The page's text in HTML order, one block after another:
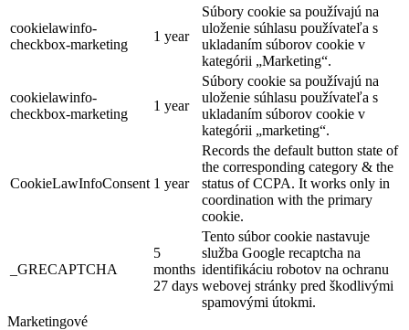
cookielawinfo-
checkbox-marketing
1 year
Súbory cookie sa používajú na
uloženie súhlasu používateľa s
ukladaním súborov cookie v
kategórii „Marketing“.
cookielawinfo-
checkbox-marketing
1 year
Súbory cookie sa používajú na
uloženie súhlasu používateľa s
ukladaním súborov cookie v
kategórii „marketing“.
CookieLawInfoConsent 1 year
Records the default button state of
the corresponding category & the
status of CCPA. It works only in
coordination with the primary
cookie.
_GRECAPTCHA
5
months
27 days
Tento súbor cookie nastavuje
služba Google recaptcha na
identifikáciu robotov na ochranu
webovej stránky pred škodlivými
spamovými útokmi.
Marketingové